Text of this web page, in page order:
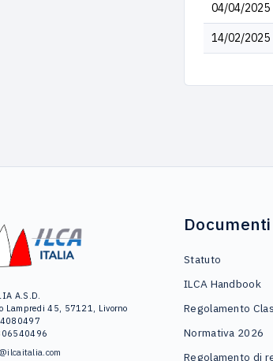
04/04/2025
14/02/2025
A.S.D.
Lampredi 45, 57121, Livorno
Documenti
Statuto
ILCA Handbook
Regolamento
Normativa 2026
Regolamento di